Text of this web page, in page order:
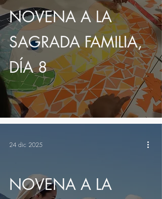
NOVENA A LA
SAGRADA FAMILIA,
DÍA 8
NOVENA A LA
24 dic 2025